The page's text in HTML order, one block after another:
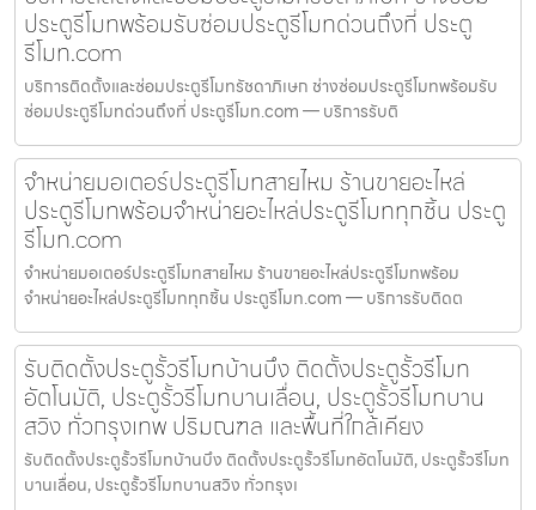
ประตูรีโมทพร้อมรับซ่อมประตูรีโมทด่วนถึงที่ ประตู
รีโมท.com
บริการติดตั้งและซ่อมประตูรีโมทรัชดาภิเษก ช่างซ่อมประตูรีโมทพร้อมรับ
ซ่อมประตูรีโมทด่วนถึงที่ ประตูรีโมท.com — บริการรับติ
จำหน่ายมอเตอร์ประตูรีโมทสายไหม ร้านขายอะไหล่
ประตูรีโมทพร้อมจำหน่ายอะไหล่ประตูรีโมททุกชิ้น ประตู
รีโมท.com
จำหน่ายมอเตอร์ประตูรีโมทสายไหม ร้านขายอะไหล่ประตูรีโมทพร้อม
จำหน่ายอะไหล่ประตูรีโมททุกชิ้น ประตูรีโมท.com — บริการรับติดต
รับติดตั้งประตูรั้วรีโมทบ้านบึง ติดตั้งประตูรั้วรีโมท
อัตโนมัติ, ประตูรั้วรีโมทบานเลื่อน, ประตูรั้วรีโมทบาน
สวิง ทั่วกรุงเทพ ปริมณฑล และพื้นที่ใกล้เคียง
รับติดตั้งประตูรั้วรีโมทบ้านบึง ติดตั้งประตูรั้วรีโมทอัตโนมัติ, ประตูรั้วรีโมท
บานเลื่อน, ประตูรั้วรีโมทบานสวิง ทั่วกรุงเ